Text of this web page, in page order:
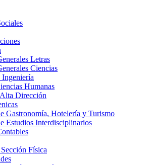
Letras
Ciencias
Ingeniería
Humanas
Dirección
Gastronomía, Hotelería y Turismo
Estudios Interdisciplinarios
Física